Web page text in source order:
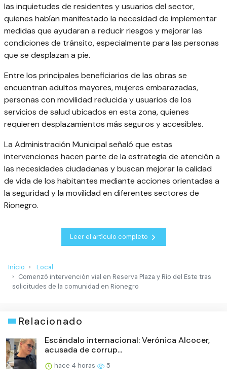
las inquietudes de residentes y usuarios del sector,
quienes habían manifestado la necesidad de implementar
medidas que ayudaran a reducir riesgos y mejorar las
condiciones de tránsito, especialmente para las personas
que se desplazan a pie.
Entre los principales beneficiarios de las obras se
encuentran adultos mayores, mujeres embarazadas,
personas con movilidad reducida y usuarios de los
servicios de salud ubicados en esta zona, quienes
requieren desplazamientos más seguros y accesibles.
La Administración Municipal señaló que estas
intervenciones hacen parte de la estrategia de atención a
las necesidades ciudadanas y buscan mejorar la calidad
de vida de los habitantes mediante acciones orientadas a
la seguridad y la movilidad en diferentes sectores de
Rionegro.
Leer el artículo completo
Inicio
Local
Comenzó intervención vial en Reserva Plaza y Río del Este tras
solicitudes de la comunidad en Rionegro
Relacionado
Escándalo internacional: Verónica Alcocer,
acusada de corrup...
hace 4 horas 5